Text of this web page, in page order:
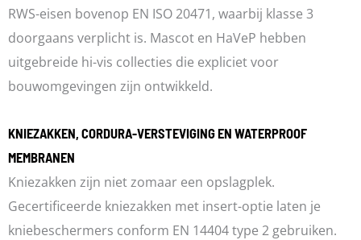
RWS-eisen bovenop EN ISO 20471, waarbij klasse 3
doorgaans verplicht is. Mascot en HaVeP hebben
uitgebreide hi-vis collecties die expliciet voor
bouwomgevingen zijn ontwikkeld.
KNIEZAKKEN, CORDURA-VERSTEVIGING EN WATERPROOF
MEMBRANEN
Kniezakken zijn niet zomaar een opslagplek.
Gecertificeerde kniezakken met insert-optie laten je
kniebeschermers conform EN 14404 type 2 gebruiken.